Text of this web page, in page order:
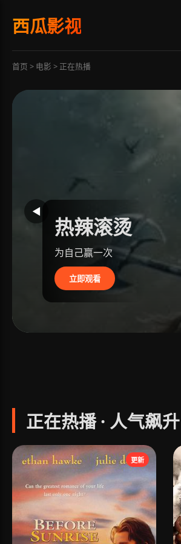
西瓜影视
首页 > 电影 > 正在热播
热辣滚烫
为自己赢一次
立即观看
◀
正在热播 · 人气飙升
更新